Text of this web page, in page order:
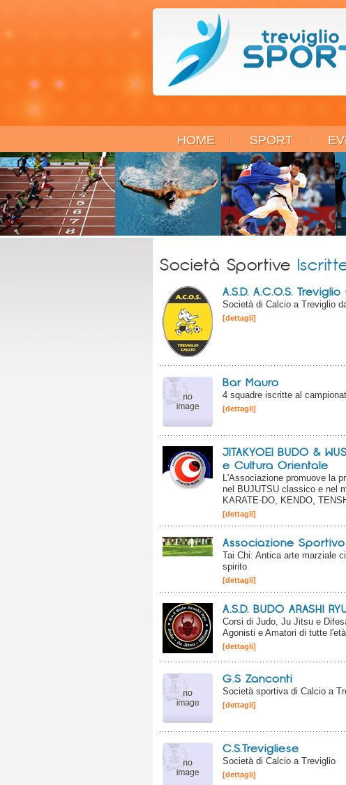
HOME SPORT
Società Sportive
A.S.D. A.C.O.S.
Società di Calcio a Treviglio
[dettagli]
Bar Mauro
4 squadre iscritte al
[dettagli]
JITAKYOEI BUDO &
e Cultura Orientale
L'Associazione promuove la
nel BUJUTSU classico e nel
KARATE-DO, KENDO,
[dettagli]
Associazione
Tai Chi: Antica arte marziale
spirito
[dettagli]
A.S.D. BUDO ARASHI
Corsi di Judo, Ju Jitsu e
Agonisti e Amatori di tutte
[dettagli]
G.S Zanconti
Società sportiva di Calcio a
[dettagli]
C.S.Trevigliese
Società di Calcio a Treviglio
[dettagli]